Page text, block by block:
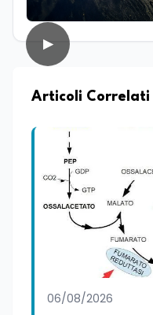
con
cultura
scuola e
temi
affidabili.
▶
Articoli Correlati
06/08/2026